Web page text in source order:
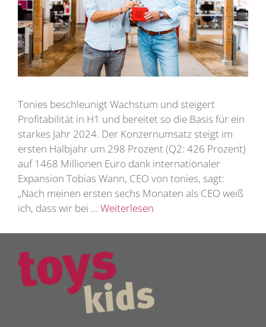
Tonies beschleunigt Wachstum und steigert
Profitabilität in H1 und bereitet so die Basis für ein
starkes Jahr 2024. Der Konzernumsatz steigt im
ersten Halbjahr um 298 Prozent (Q2: 426 Prozent)
auf 1468 Millionen Euro dank internationaler
Expansion Tobias Wann, CEO von tonies, sagt:
„Nach meinen ersten sechs Monaten als CEO weiß
ich, dass wir bei … Weiterlesen